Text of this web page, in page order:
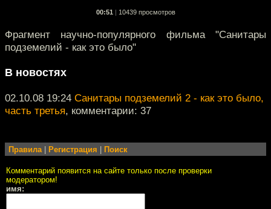
00:51 10439 просмотров
Фрагмент научно-популярного фильма "Санитары
подземелий - как это было"
В новостях
02.10.08 19:24 Санитары подземелий 2 - как это было,
часть третья, комментарии: 37
Правила| Регистрация Поиск
Комментарий появится на сайте только после проверки
модератором!
имя: